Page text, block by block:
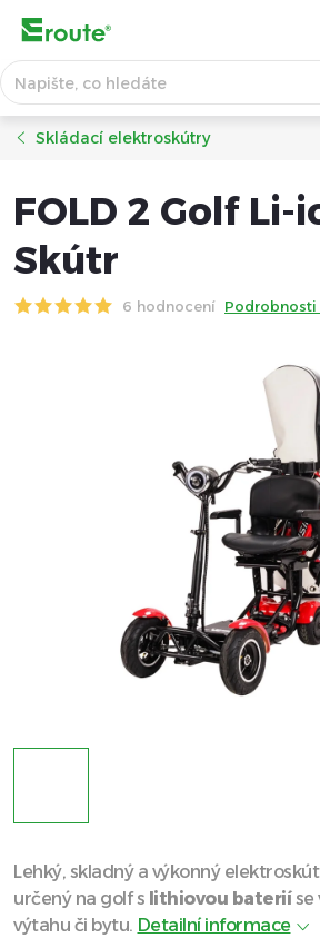
obsah
Skládací elektroskútry
FOLD 2 Golf Li-
Skútr
6 hodnocení
Lehký, skladný a výkonný
určený na golf s lithiovou bateriíse
výtahu či bytu. Detailní informace